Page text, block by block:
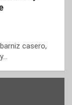
casero,